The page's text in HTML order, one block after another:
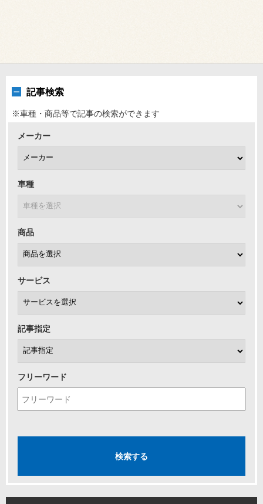
記事検索
※車種・商品等で記事の検索ができます
メーカー
車種
商品
サービス
記事指定
フリーワード